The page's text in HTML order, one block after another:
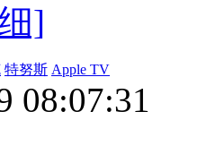
]
特努斯 Apple TV
08:07:31